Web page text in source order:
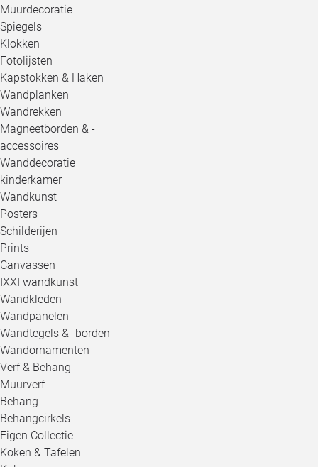
Muurdecoratie
Spiegels
Klokken
Fotolijsten
Kapstokken & Haken
Wandplanken
Wandrekken
Magneetborden & -
accessoires
Wanddecoratie
kinderkamer
Wandkunst
Posters
Schilderijen
Prints
Canvassen
IXXI wandkunst
Wandkleden
Wandpanelen
Wandtegels & -borden
Wandornamenten
Verf & Behang
Muurverf
Behang
Behangcirkels
Eigen Collectie
Koken & Tafelen